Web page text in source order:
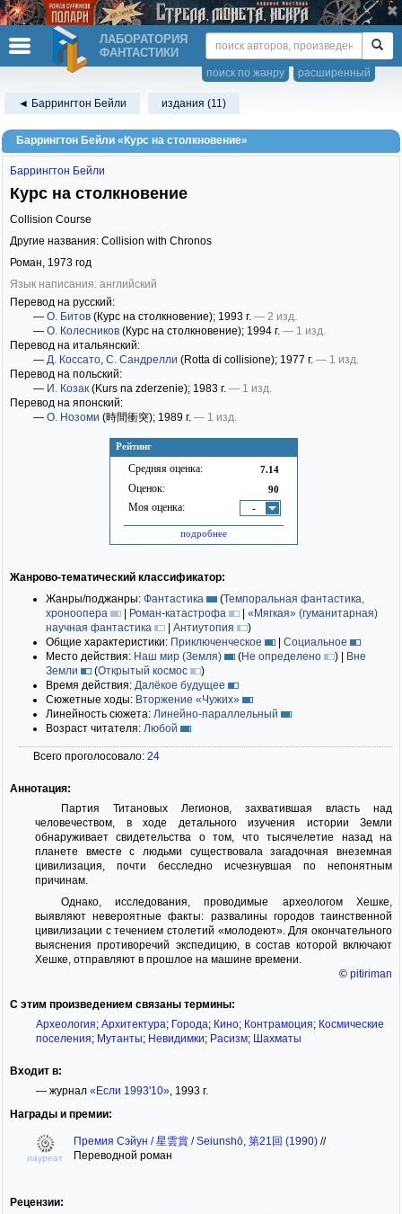
ЛАБОРАТОРИЯ
ФАНТАСТИКИ
расширенный
поиск по жанру
◄ Баррингтон Бейли издания (11)
Баррингтон Бейли «Курс на столкновение»
Рейтинг
Средняя оценка: 7.14
Оценок: 90
Моя оценка: -
подробнее
Баррингтон Бейли
Курс на столкновение
Collision Course
Другие названия: Collision with Chronos
Роман, 1973 год
Язык написания: английский
Перевод на русский:
— О. Битов (Курс на столкновение); 1993 г. — 2 изд.
— О. Колесников (Курс на столкновение); 1994 г. — 1 изд.
Перевод на итальянский:
— Д. Коссато, С. Сандрелли (Rotta di collisione); 1977 г. — 1 изд.
Перевод на польский:
— И. Козак (Kurs na zderzenie); 1983 г. — 1 изд.
Перевод на японский:
— О. Нозоми (時間衝突); 1989 г. — 1 изд.
Жанрово-тематический классификатор:
Жанры/поджанры: Фантастика (Темпоральная фантастика,
хроноопера
| Роман-катастрофа | «Мягкая» (гуманитарная)
научная фантастика
| Антиутопия
)
Общие характеристики: Приключенческое | Социальное
Место действия: Наш мир (Земля) (Не определено ) | Вне
Земли
(Открытый космос
)
Время действия: Далёкое будущее
Сюжетные ходы: Вторжение «Чужих»
Линейность сюжета: Линейно-параллельный
Возраст читателя: Любой
Всего проголосовало: 24
Аннотация:
Партия Титановых Легионов, захватившая власть над
человечеством, в ходе детального изучения истории Земли
обнаруживает свидетельства о том, что тысячелетие назад на
планете вместе с людьми существовала загадочная внеземная
цивилизация, почти бесследно исчезнувшая по непонятным
причинам.
Однако, исследования, проводимые археологом Хешке,
выявляют невероятные факты: развалины городов таинственной
цивилизации с течением столетий «молодеют». Для окончательного
выяснения противоречий экспедицию, в состав которой включают
Хешке, отправляют в прошлое на машине времени.
© pitiriman
С этим произведением связаны термины:
Археология; Архитектура; Города; Кино; Контрамоция; Космические
поселения; Мутанты; Невидимки; Расизм; Шахматы
Входит в:
— журнал «Если 1993'10», 1993 г.
Награды и премии:
лауреат
Премия Сэйун / 星雲賞 / Seiunshō, 第21回 (1990) //
Переводной роман
Рецензии: